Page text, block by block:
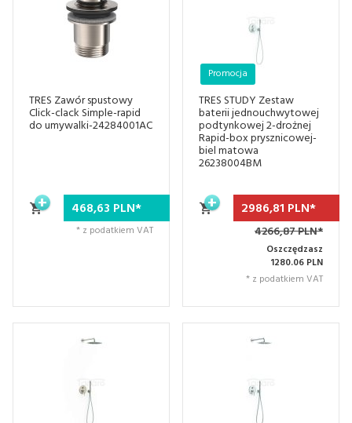
TRES Zawór spustowy
Click-clack Simple-rapid
do umywalki-24284001AC
468,63 PLN*
* z podatkiem VAT
TRES STUDY Zestaw
baterii jednouchwytowej
podtynkowej 2-drożnej
Rapid-box prysznicowej-
biel matowa
26238004BM
Promocja
2986,81 PLN*
4266,87 PLN*
Oszczędzasz
1280.06 PLN
* z podatkiem VAT